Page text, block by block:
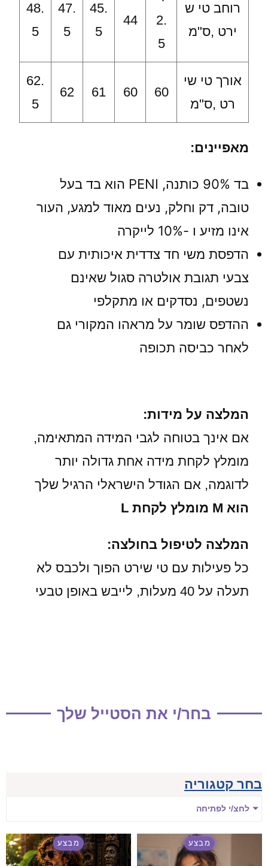
רוחב טי ש
ירט ,ס"מ
2.
5
44
45.
5
47.
5
48.
5
אורך טי שי
רט ,ס"מ
60
60
61
62
62.
5
מאפיינים:
בד 90% כותנה, PENI הוא בד בעל
טובה, דק וחלק, נעים מאוד למגע, העור
אינו מזיע ו -10% לייקרה
הדפסת משי חד צדדית איכותית עם
צבעי תגובת אולטרה סגול שאינם
נשטפים, נסדקים או מתקלפי
ההדפס שומר על מראהו המקורי גם
לאחר כביסה תכופה
המלצה על מידות:
אם אינך בטוחה לגבי המידה המתאימה,
מומלץ לקחת מידה אחת גדולה יותר
לדוגמה, אם הגודל הישראלי הרגיל שלך
הוא M מומלץ לקחת L
המלצה לטיפול בחולצה:
כל פעילות עם טי שירט הפוך ולכבס לא
תעלה על 40 מעלות, לייבש באופן טבעי
בחר/י את הסטייל שלך
בחר קטגוריה
לחצ/י לפתיחה
מבצע מבצע